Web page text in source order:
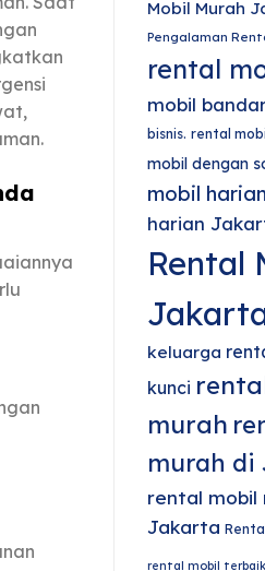
Mobil Murah
Pengalaman
rental
mobil
bisnis. rental
mobil dengan
mobil harian
harian
Rental
keluarga
kunci
murah
murah di
rental mobil
Jakarta
rental mobil terbaik